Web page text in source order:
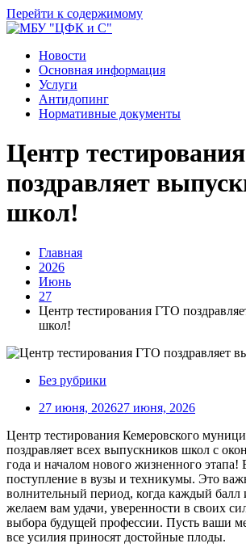
Перейти к содержимому
Новости
Основная информация
Услуги
Антидопинг
Нормативные документы
Центр
поздравляет
школ!
Главная
2026
Июнь
27
Центр тестирования ГТО
школ!
Без рубрики
27 июня, 202627 июня, 2026
Центр тестирования Кемеровского
поздравляет всех выпускников школ с
года и началом нового жизненного этапа!
поступление в вузы и техникумы. Это
волнительный период, когда каждый
желаем вам удачи, уверенности в своих
выбора будущей профессии. Пусть ваши
все усилия приносят достойные плоды.